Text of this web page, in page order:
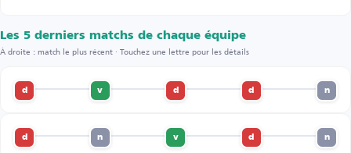
Les 5 derniers matchs de chaque équipe
À droite : match le plus récent · Touchez une lettre pour les détails
n
d
d
v
d
n
d
v
n
d